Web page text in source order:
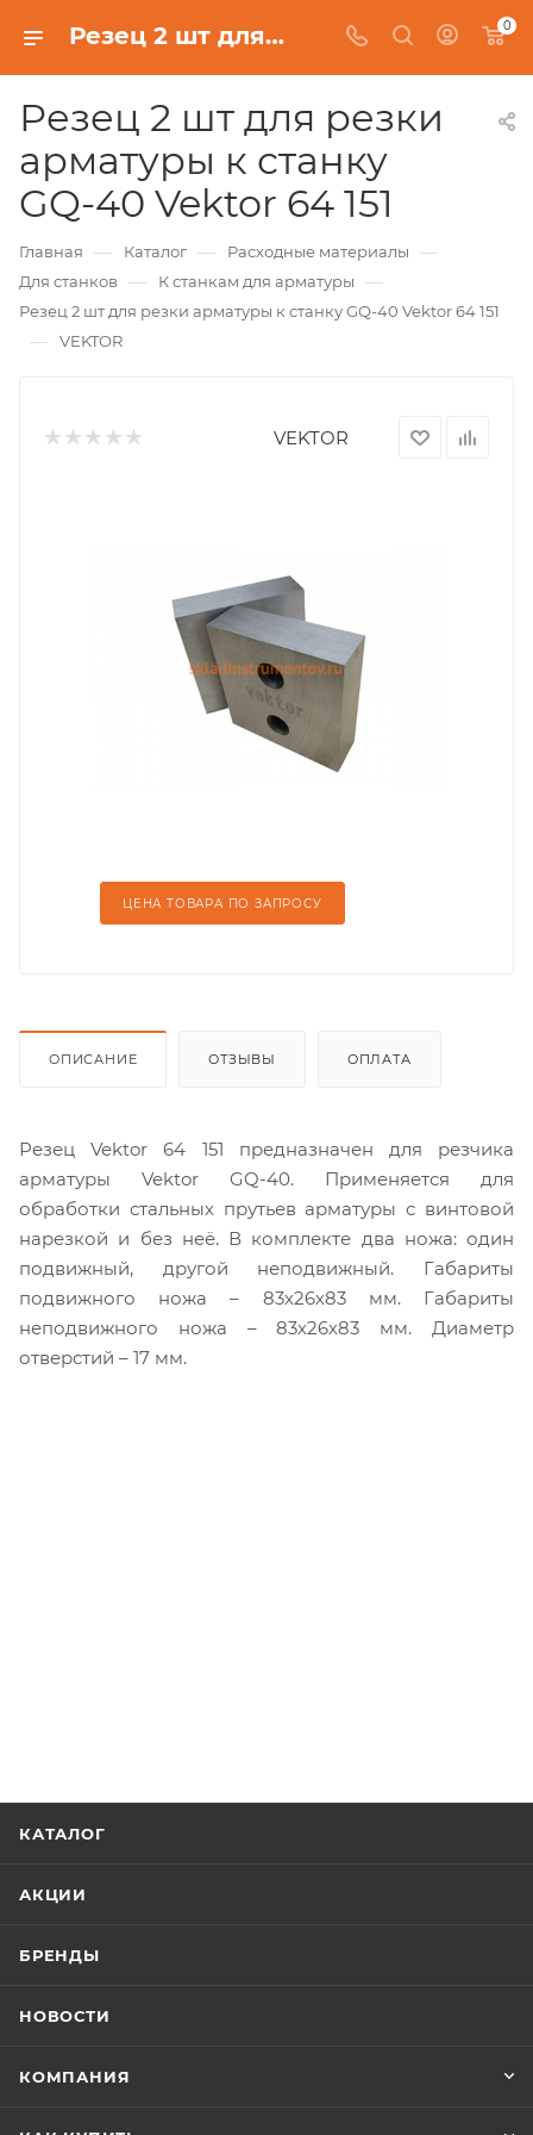
Резец 2 шт для резки арматуры к станку GQ-40 Vektor 64 151 0
Резец 2 шт для резки
арматуры к станку
GQ-40 Vektor 64 151
Главная — Каталог — Расходные материалы —
Для станков — К станкам для арматуры —
Резец 2 шт для резки арматуры к станку GQ-40 Vektor 64 151
— VEKTOR
VEKTOR
ЦЕНА ТОВАРА ПО ЗАПРОСУ
ОПИСАНИЕ ОТЗЫВЫ ОПЛАТА
Резец Vektor 64 151 предназначен для резчика
арматуры Vektor GQ-40. Применяется для
обработки стальных прутьев арматуры с винтовой
нарезкой и без неё. В комплекте два ножа: один
подвижный, другой неподвижный. Габариты
подвижного ножа – 83х26х83 мм. Габариты
неподвижного ножа – 83х26х83 мм. Диаметр
отверстий – 17 мм.
КАТАЛОГ
АКЦИИ
БРЕНДЫ
НОВОСТИ
КОМПАНИЯ